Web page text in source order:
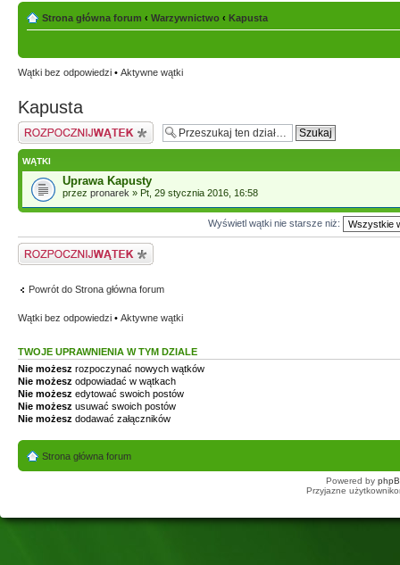
Strona główna forum ‹ Warzywnictwo ‹ Kapusta
Wątki bez odpowiedzi • Aktywne wątki
Kapusta
Napisz wątek
WĄTKI
Uprawa Kapusty
przez pronarek » Pt, 29 stycznia 2016, 16:58
Wyświetl wątki nie starsze niż:
Napisz wątek
Powrót do Strona główna forum
Wątki bez odpowiedzi • Aktywne wątki
TWOJE UPRAWNIENIA W TYM DZIALE
Nie możesz rozpoczynać nowych wątków
Nie możesz odpowiadać w wątkach
Nie możesz edytować swoich postów
Nie możesz usuwać swoich postów
Nie możesz dodawać załączników
Strona główna forum
Powered by
Przyjazne